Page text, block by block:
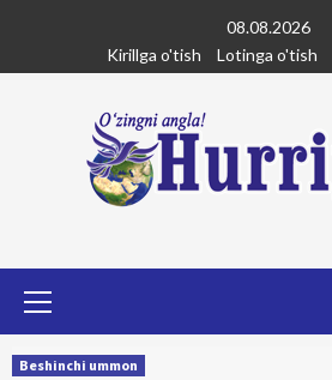
content
08.08.2026
Kirillga o'tish
Lotinga o'tish
Beshinchi ummon